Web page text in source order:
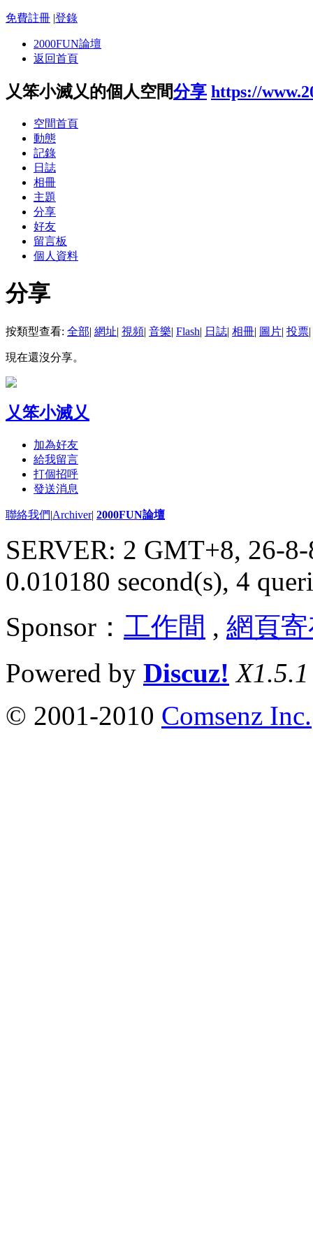
免費註冊 |登錄
2000FUN論壇
返回首頁
乂笨小滅乂的個人空間分享 https://
空間首頁
動態
記錄
日誌
相冊
主題
分享
好友
留言板
個人資料
分享
按類型查看: 全部| 網址| 視頻| 音樂| Flash| 日誌| 相冊| 圖片| 投票|
現在還沒分享。
乂笨小滅乂
加為好友
給我留言
打個招呼
發送消息
聯絡我們|Archiver| 2000FUN論壇
SERVER: 2 GMT+8, 26-
0.010180 second(s), 4
Sponsor： 工作間 , 網頁
Powered by Discuz! X1.5.1
© 2001-2010 Comsenz Inc.